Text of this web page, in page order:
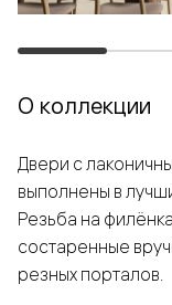
О коллекции
Двери с
выполнены в
Резьба на
состаренные
резных порталов.